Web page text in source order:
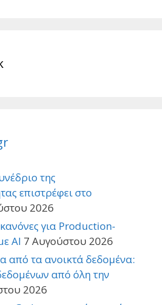
της
επιστρέφει στο
2026
για Production-
AI 7 Αυγούστου 2026
από τα ανοικτά δεδομένα:
από όλη την
2026